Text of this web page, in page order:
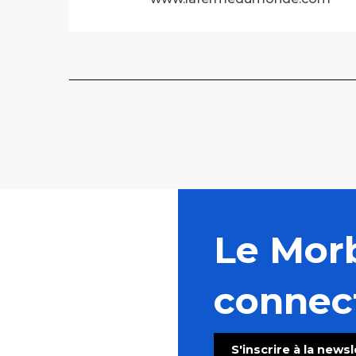
Le
S'inscrire à la